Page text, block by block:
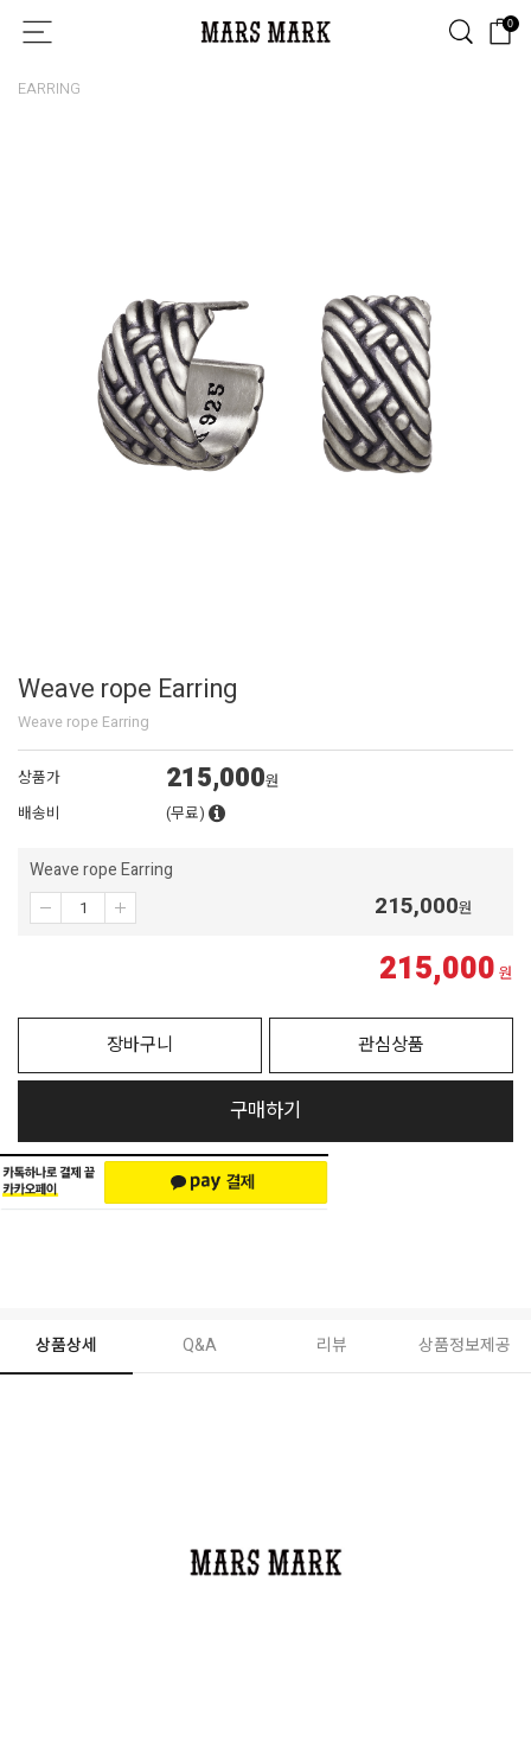
0
EARRING
Weave rope Earring
Weave rope Earring
상품가 215,000원
배송비
(무료)
Weave rope Earring
215,000원
215,000 원
장바구니 관심상품
구매하기
상품상세 Q&A 리뷰 상품정보제공